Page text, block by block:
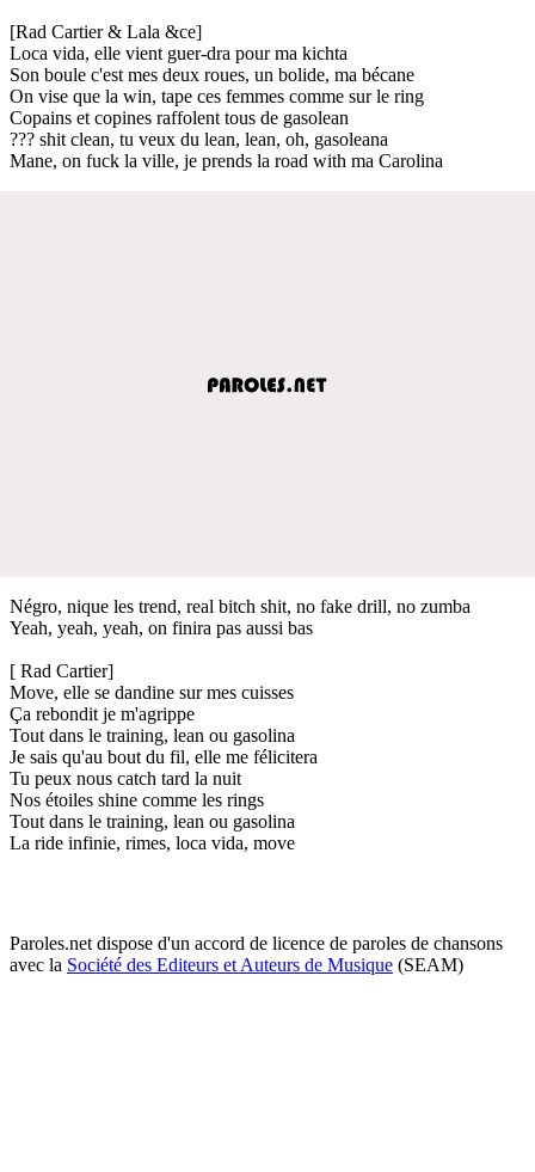
[Rad Cartier & Lala &ce]
Loca vida, elle vient guer-dra pour ma kichta
Son boule c'est mes deux roues, un bolide, ma bécane
On vise que la win, tape ces femmes comme sur le ring
Copains et copines raffolent tous de gasolean
??? shit clean, tu veux du lean, lean, oh, gasoleana
Mane, on fuck la ville, je prends la road with ma Carolina
Négro, nique les trend, real bitch shit, no fake drill, no zumba
Yeah, yeah, yeah, on finira pas aussi bas
[ Rad Cartier]
Move, elle se dandine sur mes cuisses
Ça rebondit je m'agrippe
Tout dans le training, lean ou gasolina
Je sais qu'au bout du fil, elle me félicitera
Tu peux nous catch tard la nuit
Nos étoiles shine comme les rings
Tout dans le training, lean ou gasolina
La ride infinie, rimes, loca vida, move
Paroles.net dispose d'un accord de licence de paroles de chansons
avec la Société des Editeurs et Auteurs de Musique (SEAM)